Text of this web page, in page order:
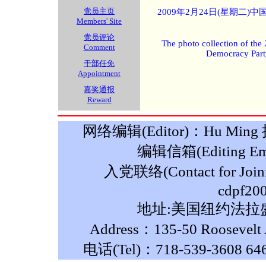
党员主页
Members' Site
党员评论
Comment
干部任免
Appointment
嘉奖通报
Reward
2009年2月24日(星期二)中
The photo collection of the
Democracy
网络编辑(Editor)：Hu Ming
编辑信箱(Editing
入党联络(Contact for
地址:美国纽约法拉
Address：135-50
电话(Tel)：718-539-3608